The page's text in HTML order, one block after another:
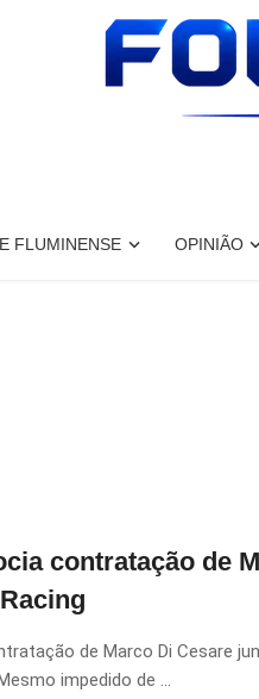
FLUMINENSE OPINIÃO
contratação de
de Marco Di Cesare
impedido de ...